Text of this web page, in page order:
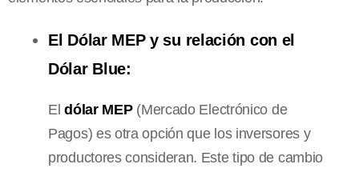
El Dólar MEP y su relación con el
Dólar Blue:
Eldólar MEP(Mercado Electrónico de
Pagos) es otra opción que los inversores y
productores consideran. Este tipo de cambio